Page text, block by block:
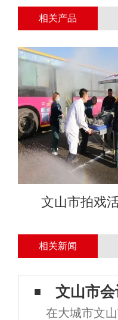
相关产品
文山市拍戏
相关新闻
文山市
在大城市文